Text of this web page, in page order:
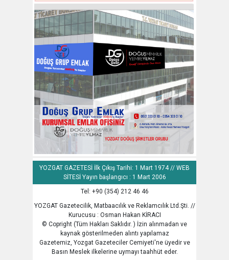
YOZGAT GAZETESİ İlk Çıkış Tarihi: 1 Mart 1974 // WEB
SİTESİ Yayın başlangıcı : 1 Mart 2006
Tel: +90 (354) 212 46 46
YOZGAT Gazetecilik, Matbaacılık ve Reklamcılık Ltd.Şti. //
Kurucusu : Osman Hakan KİRACI
© Copright (Tüm Hakları Saklıdır. ) İzin alınmadan ve
kaynak gösterilmeden alıntı yapılamaz
Gazetemiz, Yozgat Gazeteciler Cemiyeti'ne üyedir ve
Basın Meslek ilkelerine uymayı taahhüt eder.